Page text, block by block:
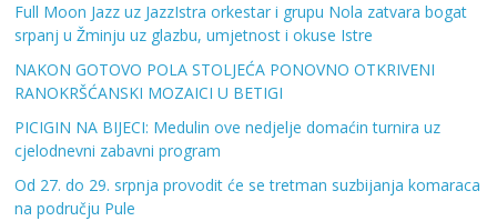
Full Moon Jazz uz JazzIstra orkestar i grupu Nola zatvara bogat
srpanj u Žminju uz glazbu, umjetnost i okuse Istre
NAKON GOTOVO POLA STOLJEĆA PONOVNO OTKRIVENI
RANOKRŠĆANSKI MOZAICI U BETIGI
PICIGIN NA BIJECI: Medulin ove nedjelje domaćin turnira uz
cjelodnevni zabavni program
Od 27. do 29. srpnja provodit će se tretman suzbijanja komaraca
na području Pule